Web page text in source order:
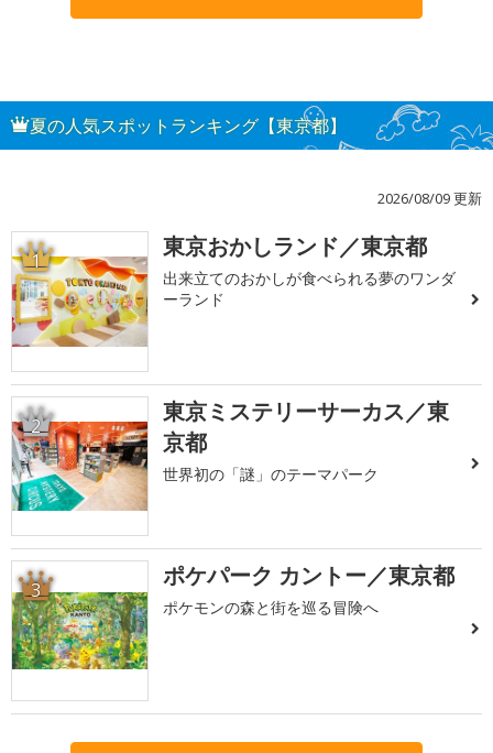
夏の人気スポットランキング【東京都】
2026/08/09 更新
1 東京おかしランド／東京都
出来立てのおかしが食べられる夢のワンダ
ーランド
2
東京ミステリーサーカス／東
京都
世界初の「謎」のテーマパーク
3 ポケパーク カントー／東京都
ポケモンの森と街を巡る冒険へ